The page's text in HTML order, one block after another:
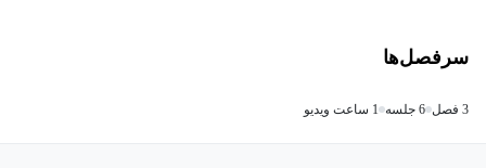
سرفصل‌ها
3 فصل 6 جلسه 1 ساعت ویدیو